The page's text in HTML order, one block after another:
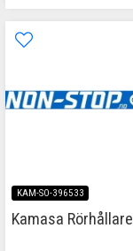
KAM-SO-396533
Kamasa Rörhållare